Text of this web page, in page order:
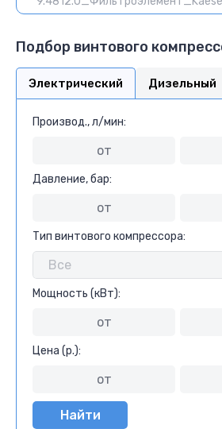
Подбор винтового
Электрический Дизельный
Производ., л/мин:
Давление, бар:
Тип винтового компрессора:
Мощность (кВт):
Цена (р.):
Найти